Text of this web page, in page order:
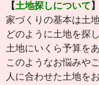
【土地探しについて 】
家づくりの基本は土地
どのように土地を探
土地にいくら予算を
このようなお悩みや
人に合わせた土地を